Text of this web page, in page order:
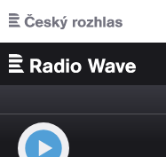
Přejít k hlavnímu obsahu